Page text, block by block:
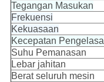
Tegangan Masukan
Frekuensi
Kekuasaan
Kecepatan
Suhu Pemanasan
Lebar jahitan
Berat seluruh mesin